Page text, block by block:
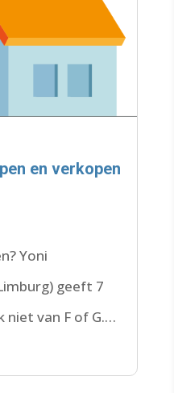
en verkopen
Yoni
geeft 7
niet van F of G.
hier verder.